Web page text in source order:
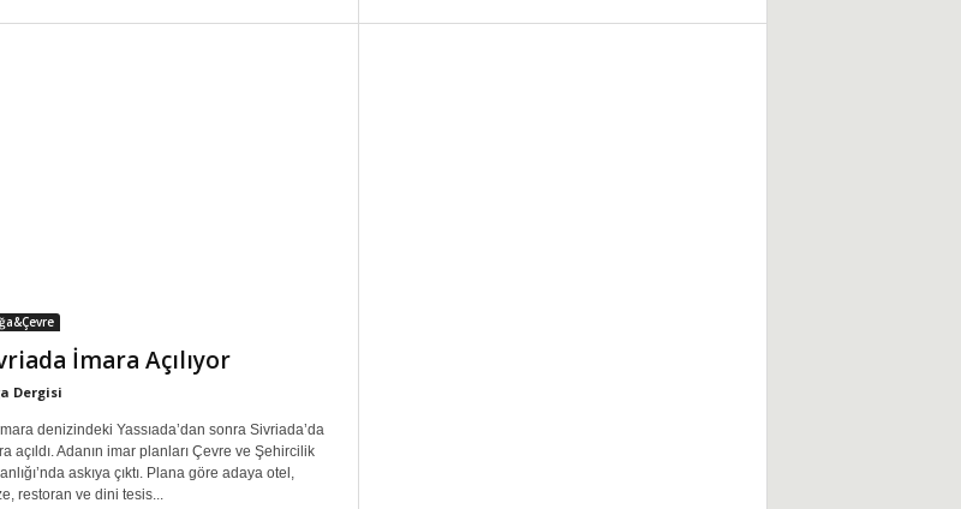
İmara Açılıyor
Dergisi
denizindeki Yassıada’dan sonra Sivriada’da
açıldı. Adanın imar planları Çevre ve Şehircilik
askıya çıktı. Plana göre adaya otel,
restoran ve dini tesis...